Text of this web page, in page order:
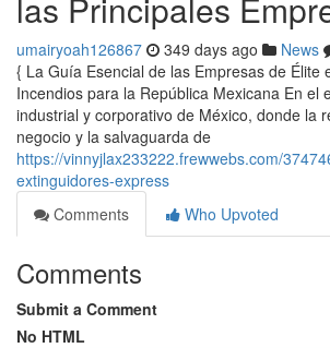
umairyoah126867 349 days ago News
{ La Guía Esencial de las Empresas de Élite
Incendios para la República Mexicana En el
industrial y corporativo de México, donde la
negocio y la salvaguarda de
https://vinnyjlax233222.frewwebs.com/
extinguidores-express
Comments
Who Upvoted
Comments
Submit a Comment
No HTML